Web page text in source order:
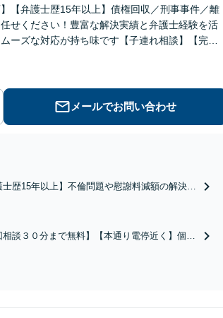
】【弁護士歴15年以上】債権回収／刑事事件／離
せください！豊富な解決実績と弁護士経験を活
ーズな対応が持ち味です【子連れ相談】【完全
メールでお問い合わせ
士歴15年以上】不倫問題や慰謝料減額の解決実
子連れ相談可】【本通駅5分】
相談３０分まで無料】【本通り電停近く】個